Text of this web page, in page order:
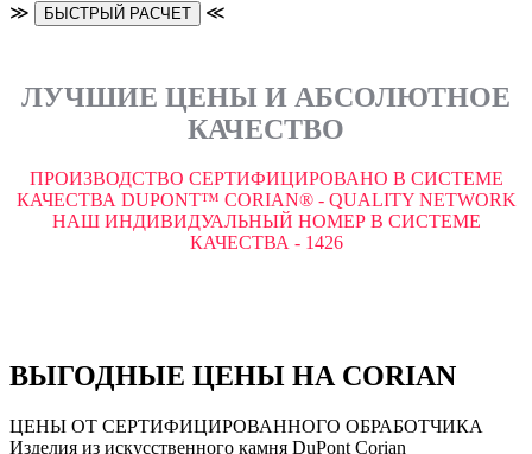
≫ БЫСТРЫЙ РАСЧЕТ ≪
ЛУЧШИЕ ЦЕНЫ И АБСОЛЮТНОЕ
КАЧЕСТВО
ПРОИЗВОДСТВО СЕРТИФИЦИРОВАНО В СИСТЕМЕ
КАЧЕСТВА DUPONT™ CORIAN® - QUALITY NETWORK
НАШ ИНДИВИДУАЛЬНЫЙ НОМЕР В СИСТЕМЕ
КАЧЕСТВА - 1426
ВЫГОДНЫЕ ЦЕНЫ НА CORIAN
ЦЕНЫ ОТ СЕРТИФИЦИРОВАННОГО ОБРАБОТЧИКА
Изделия из искусственного камня DuPont Corian